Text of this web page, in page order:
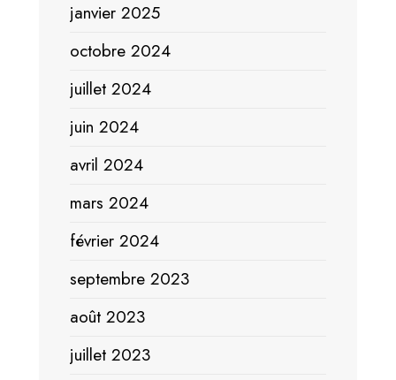
janvier 2025
octobre 2024
juillet 2024
juin 2024
avril 2024
mars 2024
février 2024
septembre 2023
août 2023
juillet 2023